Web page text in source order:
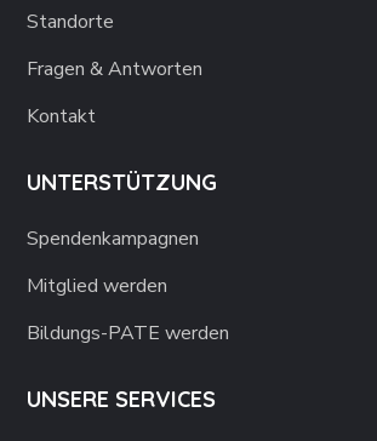
Standorte
Fragen & Antworten
Kontakt
UNTERSTÜTZUNG
Spendenkampagnen
Mitglied werden
Bildungs-PATE werden
UNSERE SERVICES